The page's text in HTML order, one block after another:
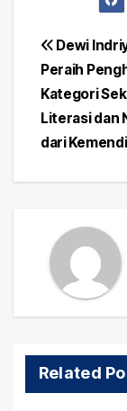
Post
Dewi
Peraih
Kategori
Literasi dan
dari
Related